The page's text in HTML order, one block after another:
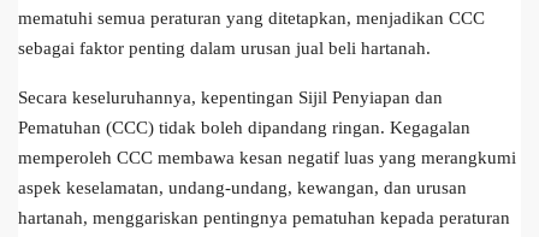
mematuhi semua peraturan yang ditetapkan, menjadikan CCC
sebagai faktor penting dalam urusan jual beli hartanah.
Secara keseluruhannya, kepentingan Sijil Penyiapan dan
Pematuhan (CCC) tidak boleh dipandang ringan. Kegagalan
memperoleh CCC membawa kesan negatif luas yang merangkumi
aspek keselamatan, undang-undang, kewangan, dan urusan
hartanah, menggariskan pentingnya pematuhan kepada peraturan